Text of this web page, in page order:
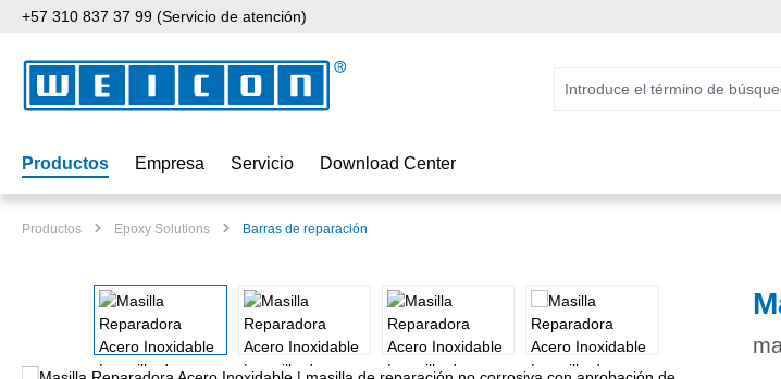
al contenido principal
Saltar a la búsqueda
Saltar a la navegación principal
+57 310 837 37 99 (Servicio de atención)
Productos Empresa Servicio Download Center
Productos Epoxy Solutions Barras de reparación
Omitir galería de imágenes